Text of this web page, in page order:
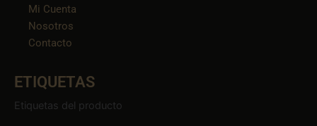
Mi Cuenta
Nosotros
Contacto
ETIQUETAS
Etiquetas del producto